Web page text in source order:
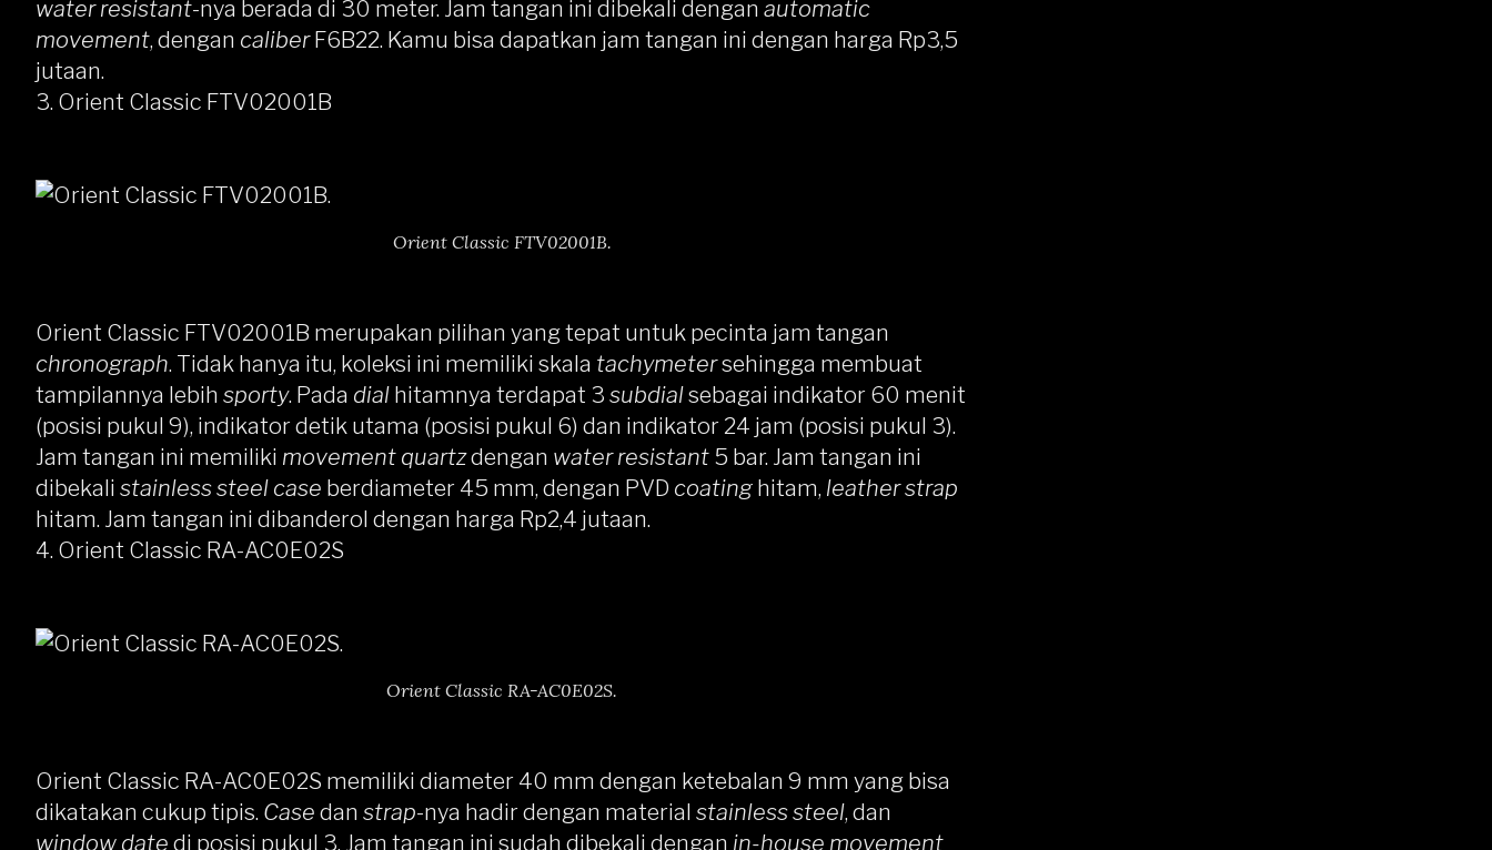
water resistant-nya berada di 30 meter. Jam tangan ini dibekali dengan automatic
movement, dengan caliberF6B22. Kamu bisa dapatkan jam tangan ini dengan harga Rp3,5
jutaan.
3. Orient Classic FTV02001B
Orient Classic FTV02001B.
Orient Classic FTV02001B merupakan pilihan yang tepat untuk pecinta jam tangan
chronograph. Tidak hanya itu, koleksi ini memiliki skala tachymetersehingga membuat
tampilannya lebih sporty. Pada dial hitamnya terdapat 3 subdialsebagai indikator 60 menit
(posisi pukul 9), indikator detik utama (posisi pukul 6) dan indikator 24 jam (posisi pukul 3).
Jam tangan ini memiliki movement quartzdengan water resistant 5 bar. Jam tangan ini
dibekali stainless steel case berdiameter 45 mm, dengan PVD coating hitam, leather strap
hitam. Jam tangan ini dibanderol dengan harga Rp2,4 jutaan.
4. Orient Classic RA-AC0E02S
Orient Classic RA-AC0E02S.
Orient Classic RA-AC0E02S memiliki diameter 40 mm dengan ketebalan 9 mm yang bisa
dikatakan cukup tipis. Case dan strap-nya hadir dengan material stainless steel, dan
window date di posisi pukul 3. Jam tangan ini sudah dibekali dengan in-house movement